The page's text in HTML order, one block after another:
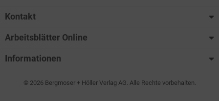
Kontakt
Arbeitsblätter Online
Informationen
© 2026 Bergmoser + Höller Verlag AG. Alle Rechte vorbehalten.